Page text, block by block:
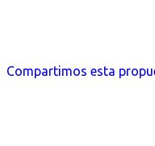
Compartimos esta